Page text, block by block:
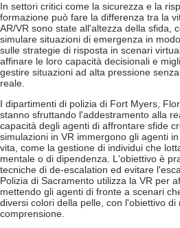
In settori critici come la sicurezza e la
formazione può fare la differenza tra la
AR/VR sono state all'altezza della sfida,
simulare situazioni di emergenza in
sulle strategie di risposta in scenari
affinare le loro capacità decisionali e
gestire situazioni ad alta pressione
reale.
I dipartimenti di polizia di Fort Myers,
stanno sfruttando l'addestramento alla
capacità degli agenti di affrontare sfide
simulazioni in VR immergono gli agenti
vita, come la gestione di individui che
mentale o di dipendenza. L'obiettivo è
tecniche di de-escalation ed evitare
Polizia di Sacramento utilizza la VR per
mettendo gli agenti di fronte a scenari
diversi colori della pelle, con l'obiettivo
comprensione.